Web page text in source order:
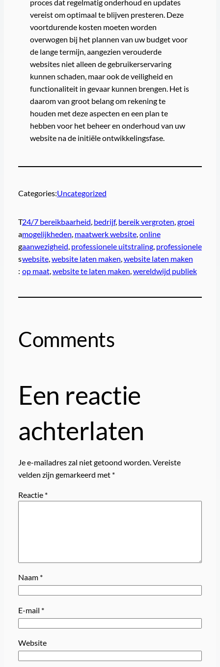
proces dat regelmatig onderhoud en updates
vereist om optimaal te blijven presteren. Deze
voortdurende kosten moeten worden
overwogen bij het plannen van uw budget voor
de lange termijn, aangezien verouderde
websites niet alleen de gebruikerservaring
kunnen schaden, maar ook de veiligheid en
functionaliteit in gevaar kunnen brengen. Het is
daarom van groot belang om rekening te
houden met deze aspecten en een plan te
hebben voor het beheer en onderhoud van uw
website na de initiële ontwikkelingsfase.
Categories:Uncategorized
T
a
g
s
:
24/7 bereikbaarheid bedrijf, bereik vergroten groei
mogelijkheden maatwerk website, online
aanwezigheid professionele uitstraling, professionele
website, website laten maken website laten maken
op maat, website te laten maken wereldwijd publiek
Comments
Een reactie
achterlaten
Je e-mailadres zal niet getoond worden.Vereiste
velden zijn gemarkeerd met *
Reactie *
Naam *
E-mail *
Website